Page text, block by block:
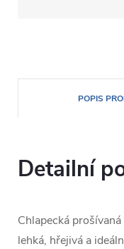
POPIS
Detailní
Chlapecká
lehká, hřejivá a